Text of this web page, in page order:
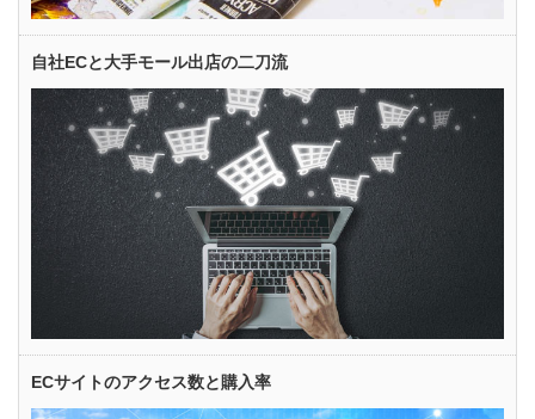
自社ECと大手モール出店の二刀流
ECサイトのアクセス数と購入率